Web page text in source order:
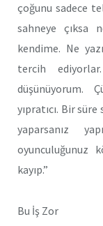
çoğunu sadece
sahneye çıksa
kendime. Ne
tercih
düşünüyorum.
yıpratıcı. Bir
yaparsanız
oyunculuğunuz
kayıp.”
Bu İş Zor